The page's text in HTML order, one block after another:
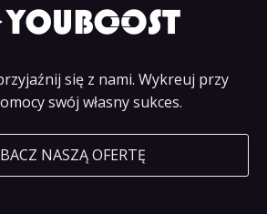
się z nami. Wykreuj przy
swój własny sukces.
NASZĄ OFERTĘ